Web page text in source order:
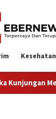
Kesehatan
RI